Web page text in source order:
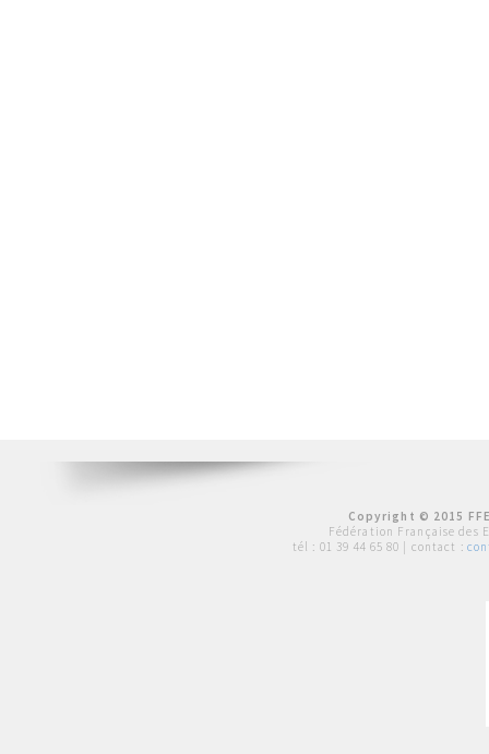
Copyright © 2015
Fédération Française des
tél : 01 39 44 65 80 | contact :